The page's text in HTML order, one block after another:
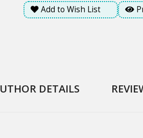
Add to Wish List
DETAILS